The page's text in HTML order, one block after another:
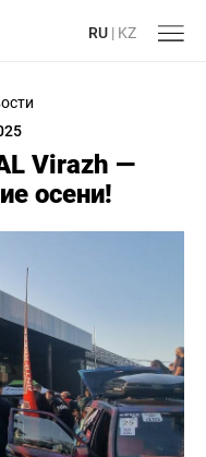
RU | KZ
Virazh —
осени!